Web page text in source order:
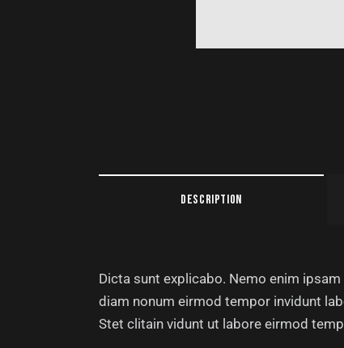
DESCRIPTION
Dicta sunt explicabo. Nemo enim
diam nonum eirmod tempor invidunt
Stet clitain vidunt ut labore eirmod